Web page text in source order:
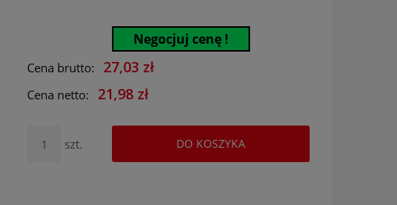
Negocjuj cenę !
Cena brutto: 27,03 zł
Cena netto: 21,98 zł
szt. DO KOSZYKA